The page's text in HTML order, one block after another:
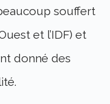
souffert
et l’IDF) et
donné des